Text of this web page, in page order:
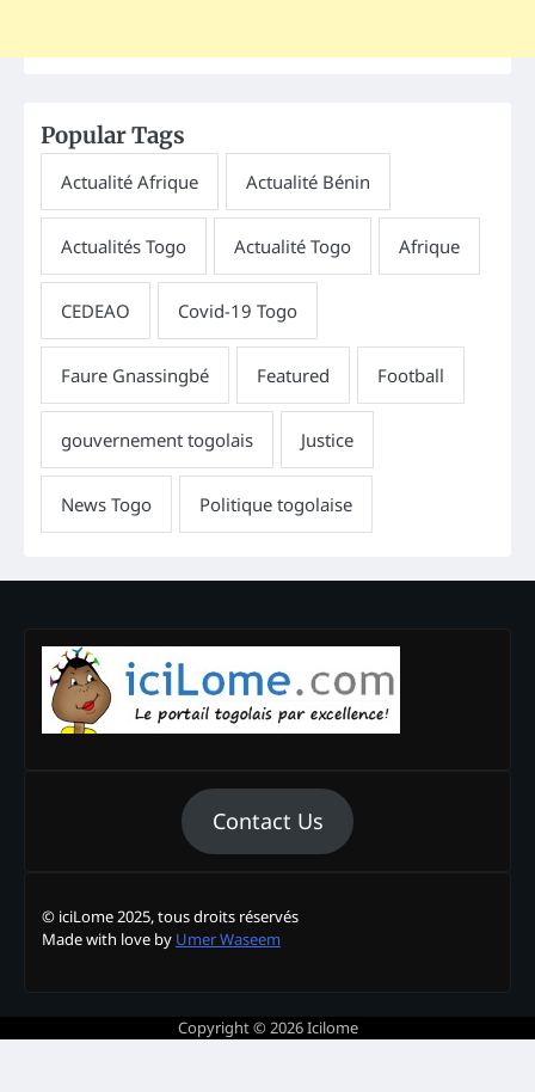
Popular Tags
Contact Us
© iciLome 2025, tous droits réservés
Made with love by Umer Waseem
Copyright © 2026Icilome